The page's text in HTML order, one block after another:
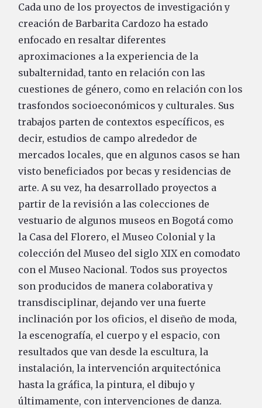
Cada uno de los proyectos de investigación y
creación de Barbarita Cardozo ha estado
enfocado en resaltar diferentes
aproximaciones a la experiencia de la
subalternidad, tanto en relación con las
cuestiones de género, como en relación con los
trasfondos socioeconómicos y culturales. Sus
trabajos parten de contextos específicos, es
decir, estudios de campo alrededor de
mercados locales, que en algunos casos se han
visto beneficiados por becas y residencias de
arte. A su vez, ha desarrollado proyectos a
partir de la revisión a las colecciones de
vestuario de algunos museos en Bogotá como
la Casa del Florero, el Museo Colonial y la
colección del Museo del siglo XIX en comodato
con el Museo Nacional. Todos sus proyectos
son producidos de manera colaborativa y
transdisciplinar, dejando ver una fuerte
inclinación por los oficios, el diseño de moda,
la escenografía, el cuerpo y el espacio, con
resultados que van desde la escultura, la
instalación, la intervención arquitectónica
hasta la gráfica, la pintura, el dibujo y
últimamente, con intervenciones de danza.